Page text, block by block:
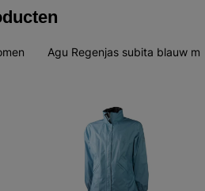
Agu Regenjas subita blauw m